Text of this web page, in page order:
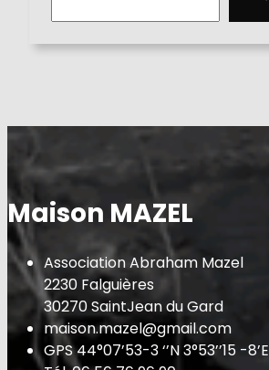
Maison MAZEL
Association Abraham Mazel
2230 Falguières
30270 SaintJean du Gard
maison.mazel@gmail.com
GPS 44°07’53-3 ‘’N 3°53’’15 -8’E